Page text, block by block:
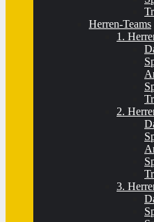
Herren-Teams
1.
2.
3.